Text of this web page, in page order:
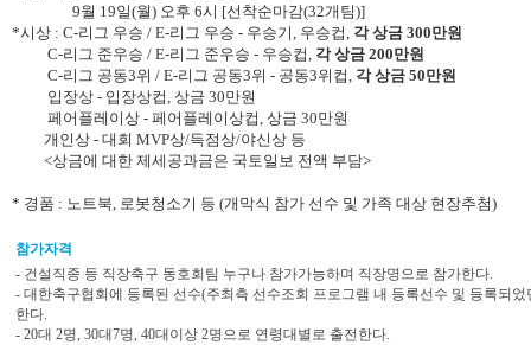
9월 19일(월) 오후 6시 [선착순마감(32개팀)]
*시상 : C-리그 우승 / E-리그 우승 - 우승기, 우승컵, 각 상금 300만원
C-리그 준우승 / E-리그 준우승 - 우승컵, 각 상금 200만원
C-리그 공동3위 / E-리그 공동3위 - 공동3위컵, 각 상금 50만원
입장상 - 입장상컵, 상금 30만원
페어플레이상 - 페어플레이상컵, 상금 30만원
개인상 - 대회 MVP상/득점상/야신상 등
<상금에 대한 제세공과금은 국토일보 전액 부담>
* 경품 : 노트북, 로봇청소기 등 (개막식 참가 선수 및 가족 대상 현장추첨)
참가자격
- 건설직종 등 직장축구 동호회팀 누구나 참가가능하며 직장명으로 참가한다.
- 대한축구협회에 등록된 선수(주최측 선수조회 프로그램 내 등록선수 및 등록되
한다.
- 20대 2명, 30대7명, 40대이상 2명으로 연령대별로 출전한다.